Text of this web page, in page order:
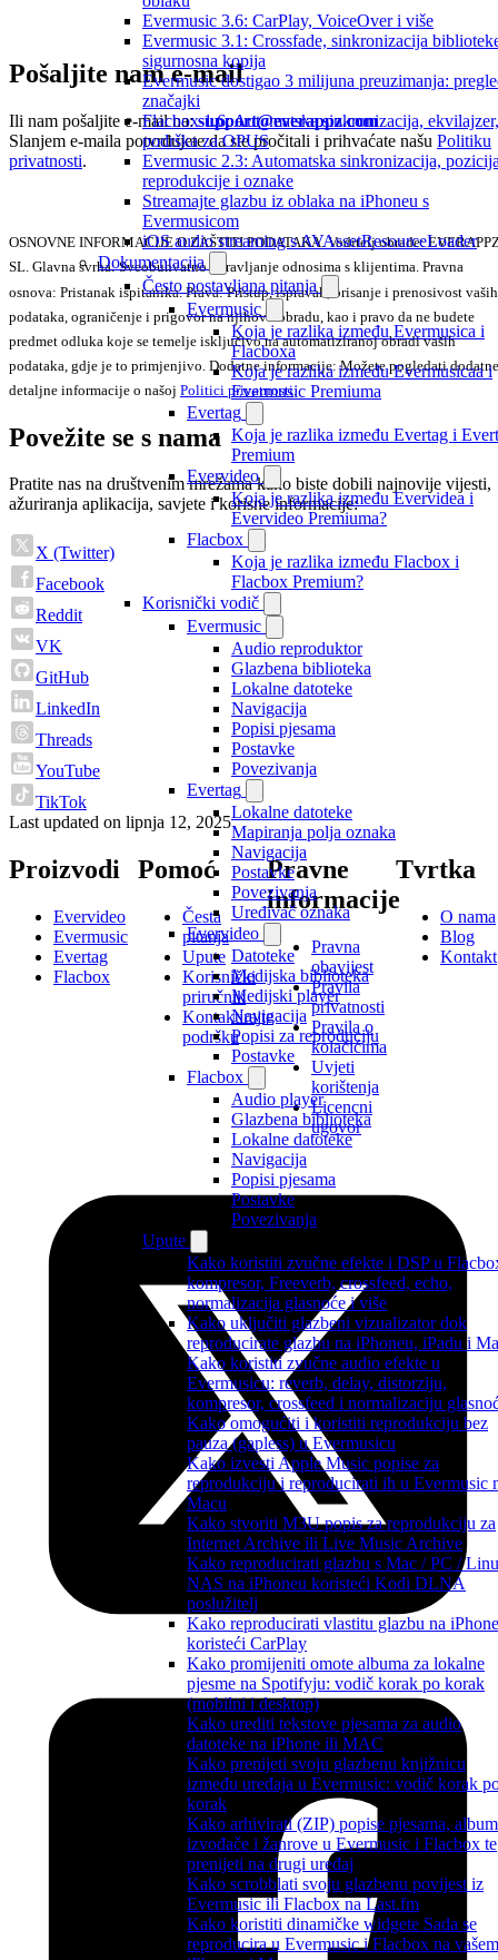
Evermusic 3.6: CarPlay, VoiceOver i više
Evermusic 3.1: Crossfade, sinkronizacija
sigurnosna kopija
Evermusic dostigao 3 milijuna preuzimanja:
značajki
Flacbox 1.6: Automatska sinkronizacija, ekvilajzer,
podrška za OPUS
Evermusic 2.3: Automatska sinkronizacija,
reprodukcije i oznake
Streamajte glazbu iz oblaka na iPhoneu s
Evermusicom
iOS audio streaming s AVAssetResourceLoader
Dokumentacija
Često postavljana pitanja
Evermusic
Koja je razlika između Evermusica i
Flacboxa
Koja je razlika između Evermusicaa i
Evermusic Premiuma
Evertag
Koja je razlika između Evertag i
Premium
Evervideo
Koja je razlika između Evervidea i
Evervideo Premiuma?
Flacbox
Koja je razlika između Flacbox i
Flacbox Premium?
Korisnički vodič
Evermusic
Audio reproduktor
Glazbena biblioteka
Lokalne datoteke
Navigacija
Popisi pjesama
Postavke
Povezivanja
Evertag
Lokalne datoteke
Mapiranja polja oznaka
Navigacija
Postavke
Povezivanja
Uređivač oznaka
Evervideo
Datoteke
Medijska biblioteka
Medijski player
Navigacija
Popisi za reproduciju
Postavke
Flacbox
Audio player
Glazbena biblioteka
Lokalne datoteke
Navigacija
Popisi pjesama
Postavke
Povezivanja
Upute
Kako koristiti zvučne efekte i DSP u
kompresor, Freeverb, crossfeed, echo,
normalizacija glasnoće i više
Kako uključiti glazbeni vizualizator dok
reproducirate glazbu na iPhoneu, iPadu i
Kako koristiti zvučne audio efekte u
Evermusicu: reverb, delay, distorziju,
kompresor, crossfeed i normalizaciju
Kako omogućiti i koristiti reprodukciju bez
pauza (gapless) u Evermusicu
Kako izvesti Apple Music popise za
reprodukciju i reproducirati ih u Evermusic
Macu
Kako stvoriti M3U popis za reprodukciju za
Internet Archive ili Live Music Archive
Kako reproducirati glazbu s Mac / PC /
NAS na iPhoneu koristeći Kodi DLNA
poslužitelj
Kako reproducirati vlastitu glazbu na
koristeći CarPlay
Kako promijeniti omote albuma za lokalne
pjesme na Spotifyju: vodič korak po korak
(mobilni i desktop)
Kako urediti tekstove pjesama za audio
datoteke na iPhone ili MAC
Kako prenijeti svoju glazbenu knjižnicu
između uređaja u Evermusic: vodič korak
korak
Kako arhivirati (ZIP) popise pjesama,
izvođače i žanrove u Evermusic i Flacbox te
prenijeti na drugi uređaj
Kako scrobblati svoju glazbenu povijest iz
Evermusic ili Flacbox na Last.fm
Kako koristiti dinamičke widgete Sada se
reproducira u Evermusic i Flacbox na vašem
Pošaljite nam e-mail
Ili nam pošaljite e-mail na:support@everappz.com
Slanjem e-maila potvrđujete da ste pročitali i prihvaćate našu Politiku
privatnosti.
OSNOVNE INFORMACIJE O ZAŠTITI PODATAKA. Voditelj obrade:
SL. Glavna svrha: Sveobuhvatno upravljanje odnosima s klijentima. Pravna
osnova: Pristanak ispitanika. Prava: Pristup, ispravak, brisanje i prenosivost vaših
podataka, ograničenje i prigovor na njihovu obradu, kao i pravo da ne budete
predmet odluka koje se temelje isključivo na automatiziranoj obradi vaših
podataka, gdje je to primjenjivo. Dodatne informacije: Možete pogledati
detaljne informacije o našoj Politici privatnosti.
Povežite se s nama
Pratite nas na društvenim mrežama kako biste dobili najnovije vijesti,
ažuriranja aplikacija, savjete i korisne informacije:
X (Twitter)
Facebook
Reddit
VK
GitHub
LinkedIn
Threads
YouTube
TikTok
Last updated on lipnja 12, 2025
Proizvodi
Evervideo
Evermusic
Evertag
Flacbox
Pomoć
Česta
pitanja
Upute
Korisnički
priručnik
Kontaktirajte
podršku
Pravne
informacije
Pravna
obavijest
Pravila
privatnosti
Pravila o
kolačićima
Uvjeti
korištenja
Licencni
ugovor
Tvrtka
O nama
Blog
Kontakt